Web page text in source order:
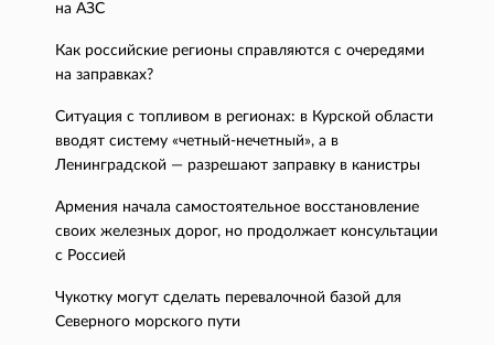
на АЗС
Как российские регионы справляются с очередями
на заправках?
Ситуация с топливом в регионах: в Курской области
вводят систему «четный-нечетный», а в
Ленинградской — разрешают заправку в канистры
Армения начала самостоятельное восстановление
своих железных дорог, но продолжает консультации
с Россией
Чукотку могут сделать перевалочной базой для
Северного морского пути